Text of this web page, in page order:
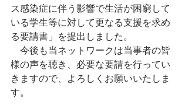
ス感染症に伴う影響で生活が困窮して
いる学生等に対して更なる支援を求め
る要請書」を提出しました。
今後も当ネットワークは当事者の皆
様の声を聴き、必要な要請を行ってい
きますので、よろしくお願いいたしま
す。